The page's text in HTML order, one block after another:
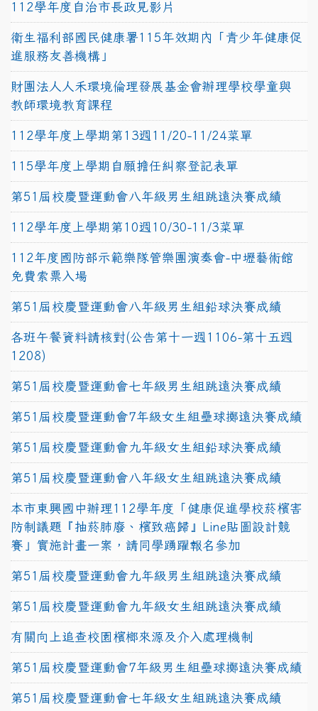
112學年度自治市長政見影片
衛生福利部國民健康署115年效期內「青少年健康促
進服務友善機構」
財團法人人禾環境倫理發展基金會辦理學校學童與
教師環境教育課程
112學年度上學期第13週11/20-11/24菜單
115學年度上學期自願擔任糾察登記表單
第51屆校慶暨運動會八年級男生組跳遠決賽成績
112學年度上學期第10週10/30-11/3菜單
112年度國防部示範樂隊管樂團演奏會-中壢藝術館
免費索票入場
第51屆校慶暨運動會八年級男生組鉛球決賽成績
各班午餐資料請核對(公告第十一週1106-第十五週
1208)
第51屆校慶暨運動會七年級男生組跳遠決賽成績
第51屆校慶暨運動會7年級女生組壘球擲遠決賽成績
第51屆校慶暨運動會九年級女生組鉛球決賽成績
第51屆校慶暨運動會八年級女生組跳遠決賽成績
本市東興國中辦理112學年度「健康促進學校菸檳害
防制議題『抽菸肺廢、檳致癌歸』Line貼圖設計競
賽」實施計畫一案，請同學踴躍報名參加
第51屆校慶暨運動會九年級男生組跳遠決賽成績
第51屆校慶暨運動會九年級女生組跳遠決賽成績
有關向上追查校園檳榔來源及介入處理機制
第51屆校慶暨運動會7年級男生組壘球擲遠決賽成績
第51屆校慶暨運動會七年級女生組跳遠決賽成績